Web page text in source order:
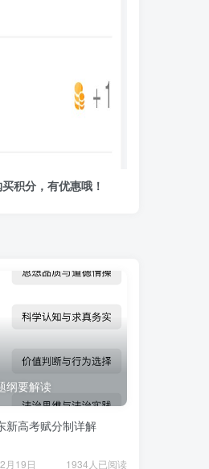
积分，有优惠哦！
纲要解读
新高考赋分制详解
月19日 1934人已阅读